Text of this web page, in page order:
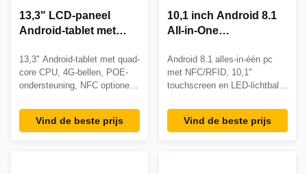
13,3" LCD-paneel
Android-tablet met
CPU en IEEE802.3at
POE voor Smart Home
Gebruik
13,3" Android-tablet met quad-
core CPU, 4G-bellen, POE-
ondersteuning, NFC optioneel
Beschikt over 4K-
videoweergave, LED-lichtbalk
Vind de beste prijs
10,1 inch Android 8.1
All-in-One
LED-lichtbalk en Quad
Core Cortex A7
Processor
Android 8.1 alles-in-één pc
met NFC/RFID, 10,1"
touchscreen en LED-lichtbalk.
commercieel gebruik in de
detailhandel, toegangscontrole
Vind de beste prijs